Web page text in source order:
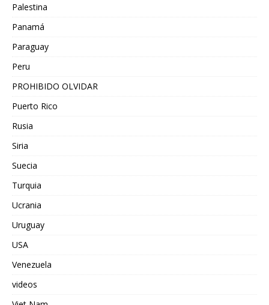
Palestina
Panamá
Paraguay
Peru
PROHIBIDO OLVIDAR
Puerto Rico
Rusia
Siria
Suecia
Turquia
Ucrania
Uruguay
USA
Venezuela
videos